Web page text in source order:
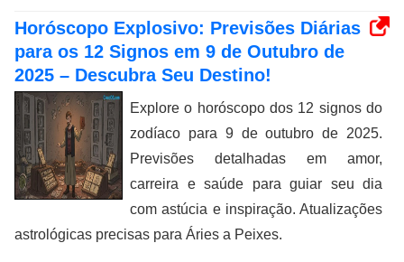
Horóscopo Explosivo: Previsões Diárias
para os 12 Signos em 9 de Outubro de
2025 – Descubra Seu Destino!
Explore o horóscopo dos 12 signos do
zodíaco para 9 de outubro de 2025.
Previsões detalhadas em amor,
carreira e saúde para guiar seu dia
com astúcia e inspiração. Atualizações
astrológicas precisas para Áries a Peixes.